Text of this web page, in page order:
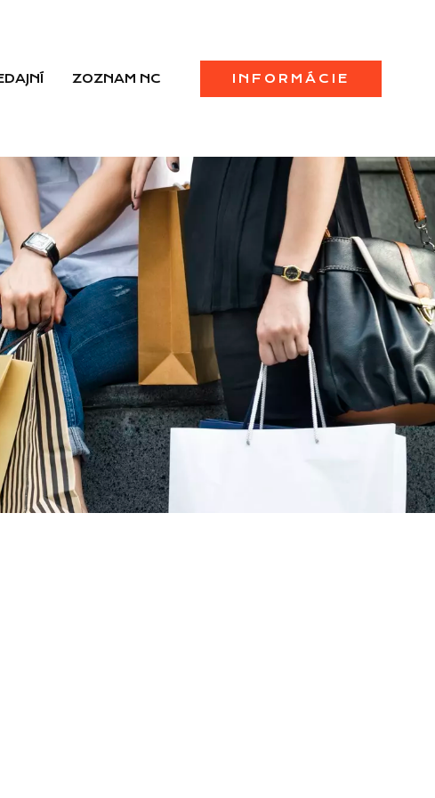
ZOZNAM NC INFORMÁCIE